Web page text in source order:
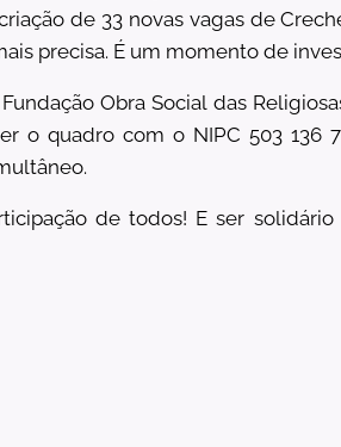
de 33 novas vagas de
precisa. É um momento de
Obra Social das
o quadro com o NIPC 503 136
de todos! E ser